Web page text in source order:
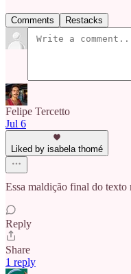
Comments Restacks
Felipe Tercetto
Jul 6
Liked by isabela thomé
Essa maldição final do texto
Reply
Share
1 reply